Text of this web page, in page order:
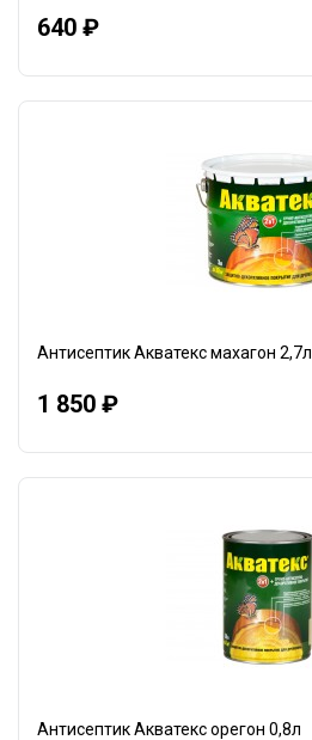
640 ₽
Антисептик Акватекс махагон 2,7л
1 850 ₽
Антисептик Акватекс орегон 0,8л